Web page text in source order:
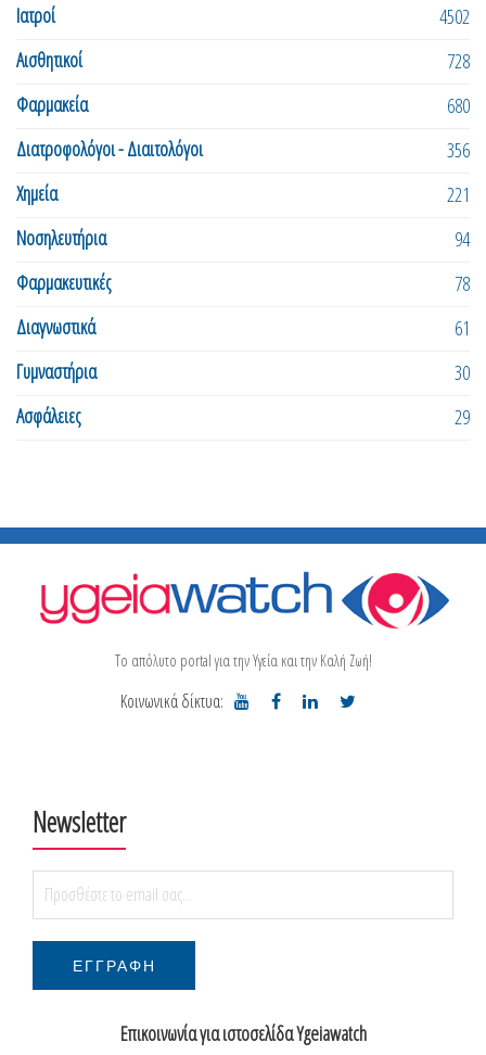
Ιατροί
4502
Αισθητικοί
728
Φαρμακεία
680
Διατροφολόγοι - Διαιτολόγοι
356
Χημεία
221
Νοσηλευτήρια
94
Φαρμακευτικές
78
Διαγνωστικά
61
Γυμναστήρια
30
Ασφάλειες
29
Το απόλυτο portal για την Υγεία και την Καλή Ζωή!
Κοινωνικά δίκτυα:
Newsletter
Επικοινωνία για ιστοσελίδα Ygeiawatch